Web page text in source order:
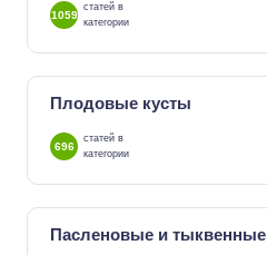
1059
статей в
категории
Плодовые кусты
696
статей в
категории
Пасленовые и тыквенные